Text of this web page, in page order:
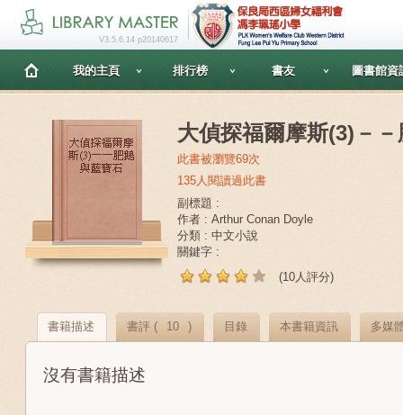
V3.5.6.14 p20140617
我的主頁 排行榜 書友 圖書館資
大偵探福爾摩斯(3)－
此書被瀏覽69次
135人閱讀過此書
副標題 :
作者 : Arthur Conan Doyle
分類 : 中文小說
關鍵字 :
(10人評分)
書籍描述 書評 ( 10 ) 目錄 本書籍資訊 多媒
沒有書籍描述